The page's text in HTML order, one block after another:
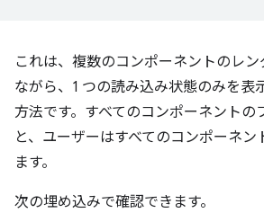
これは、複数のコンポーネントのレ
ながら、1 つの読み込み状態のみを表
方法です。すべてのコンポーネントの
と、ユーザーはすべてのコンポーネン
ます。
次の埋め込みで確認できます。